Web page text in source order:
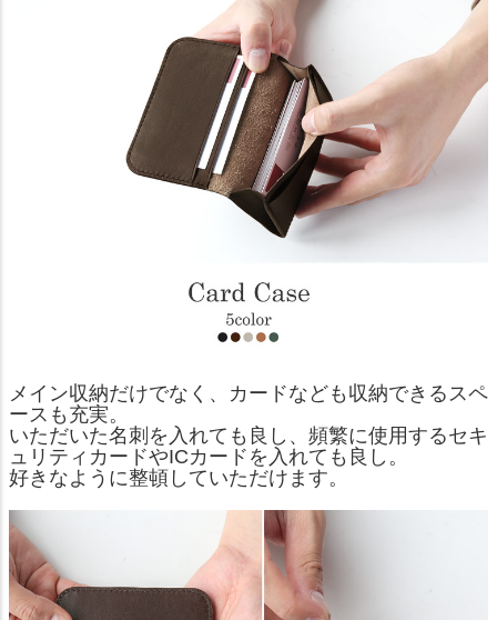
メイン収納だけでなく、カードなども収納できるスペ
ースも充実。
いただいた名刺を入れても良し、頻繁に使用するセキ
ュリティカードやICカードを入れても良し。
好きなように整頓していただけます。